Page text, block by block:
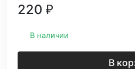
220 ₽
В наличии
В